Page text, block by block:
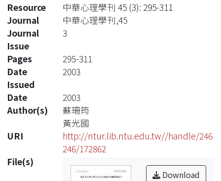
Resource
中華心理學刊 45 (3): 295-311
Journal
中華心理學刊,45
Journal
Issue
3
Pages
295-311
Date
Issued
2003
Date
2003
Author(s)
蘇珊筠
黃光國
URI
http://ntur.lib.ntu.edu.tw//handle/246
246/172862
File(s)
Download